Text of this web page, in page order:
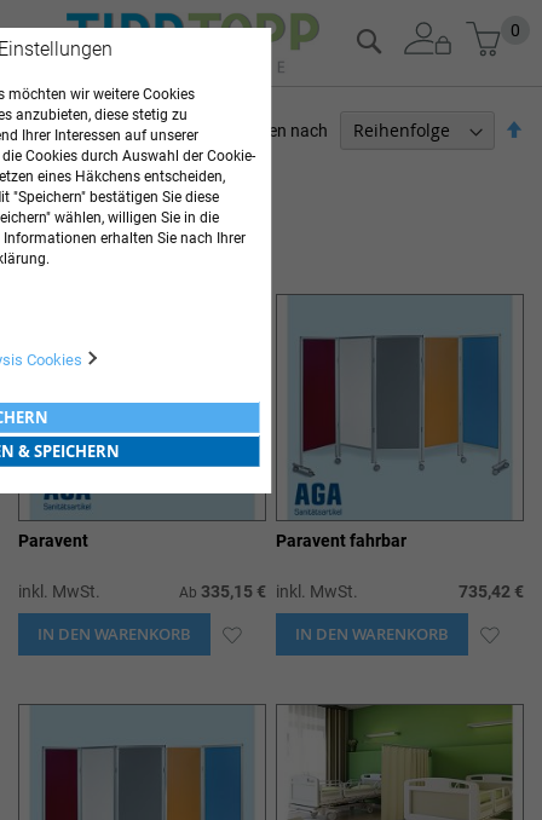
Zum
Inhalt
0
Suche
8Elemente
Sortieren nach
SICHTSCHUTZ
Paravent
inkl. MwSt. Ab 335,15 €
IN DEN WARENKORB ZUR
HINZUFÜGEN
Paravent fahrbar
inkl. MwSt. 735,42 €
IN DEN WARENKORB ZUR
ARZTBEDARF
möchten wir weitere Cookies
anzubieten, diese stetig zu
Ihrer Interessen auf unserer
Cookies durch Auswahl der Cookie-
eines Häkchens entscheiden,
"Speichern" bestätigen Sie diese
wählen, willigen Sie in die
erhalten Sie nach Ihrer
Cookies
& SPEICHERN